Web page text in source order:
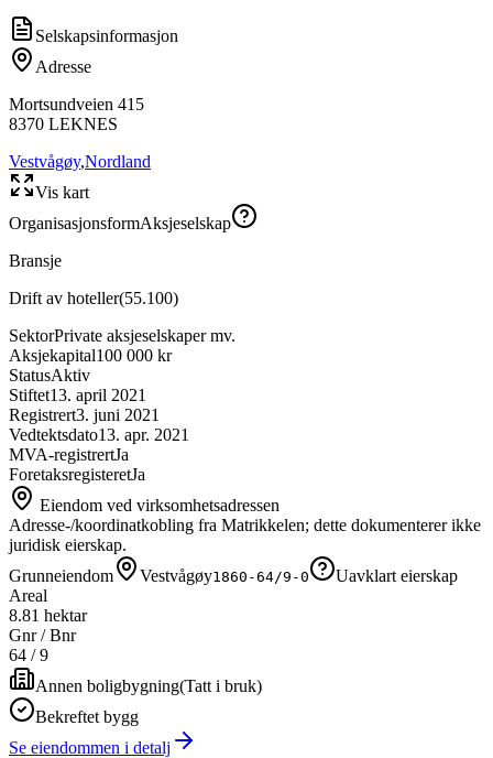
Selskapsinformasjon
Adresse
Mortsundveien 415
8370 LEKNES
Vestvågøy,Nordland
Vis kart
OrganisasjonsformAksjeselskap
Bransje
Drift av hoteller(55.100)
SektorPrivate aksjeselskaper mv.
Aksjekapital100 000 kr
StatusAktiv
Stiftet13. april 2021
Registrert3. juni 2021
Vedtektsdato13. apr. 2021
MVA-registrertJa
ForetaksregisteretJa
Eiendom ved virksomhetsadressen
Adresse-/koordinatkobling fra Matrikkelen; dette dokumenterer ikke
juridisk eierskap.
Grunneiendom
Vestvågøy1860-64/9-0
Uavklart eierskap
Areal
8.81 hektar
Gnr / Bnr
64 /9
Annen boligbygning(Tatt i bruk)
Bekreftet bygg
Se eiendommen i detalj